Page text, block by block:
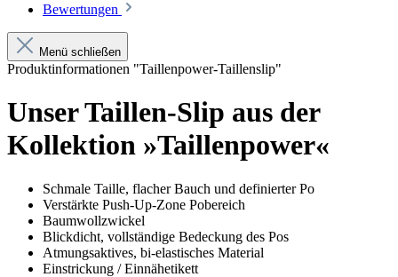
Bewertungen
Menü schließen
Produktinformationen "Taillenpower-Taillenslip"
Unser Taillen-Slip aus der
Kollektion »Taillenpower«
Schmale Taille, flacher Bauch und definierter Po
Verstärkte Push-Up-Zone Pobereich
Baumwollzwickel
Blickdicht, vollständige Bedeckung des Pos
Atmungsaktives, bi-elastisches Material
Einstrickung / Einnähetikett